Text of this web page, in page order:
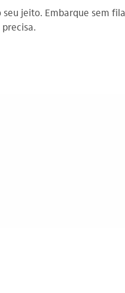
jeito. Embarque sem